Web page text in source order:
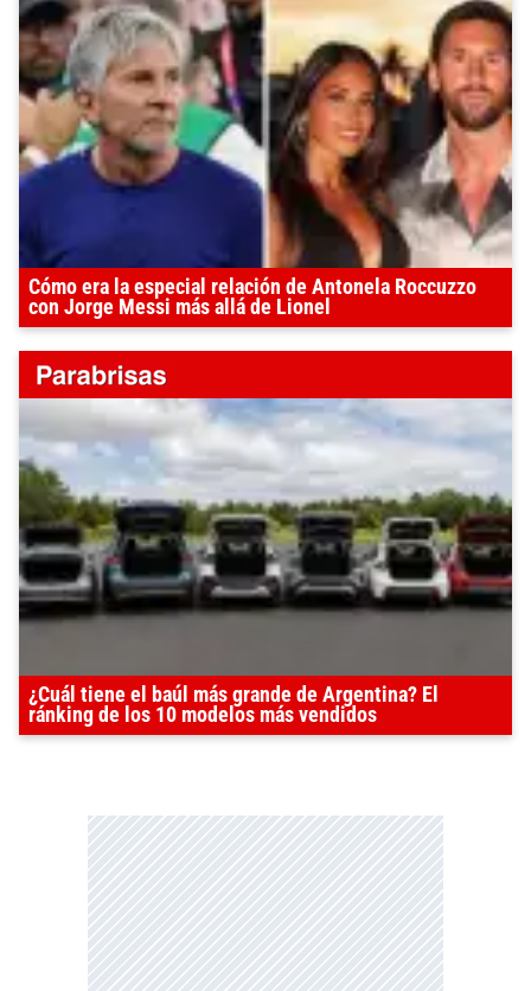
Cómo era la especial relación de Antonela Roccuzzo
con Jorge Messi más allá de Lionel
¿Cuál tiene el baúl más grande de Argentina? El
ránking de los 10 modelos más vendidos